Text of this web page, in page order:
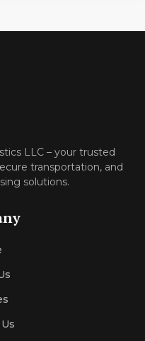
LLC – your trusted
transportation, and
solutions.